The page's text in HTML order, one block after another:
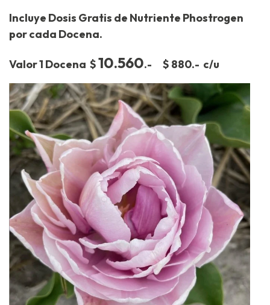
Incluye Dosis Gratis de Nutriente Phostrogen
por cada Docena.
Valor 1 Docena $10.560.- $ 880.- c/u